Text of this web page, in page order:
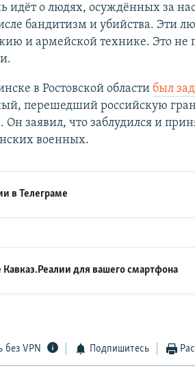
идёт о людях, осуждённых за
бандитизм и убийства. Эти
и армейской технике. Это не
в Ростовской области был
перешедший российскую
заявил, что заблудился и
военных.
вТелеграме
для вашего смартфона
без VPN Подпишитесь